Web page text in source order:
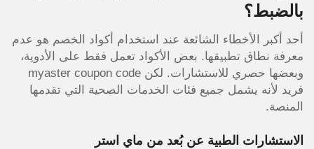
بالضبط؟
أحد أكبر الأخطاء الشائعة عند استخدام أكواد الخصم هو عدم
معرفة نطاق تطبيقها. بعض الأكواد تعمل فقط على الأدوية،
وبعضها حصري للاستشارات. لكن myaster coupon code
فريد لأنه يشمل جميع فئات الخدمات الصحية التي تقدمها
المنصة.
الاستشارات الطبية عن بُعد من ماي استر